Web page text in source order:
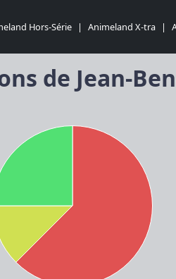
Hors-Série | Animeland X-tra |
de Jean-